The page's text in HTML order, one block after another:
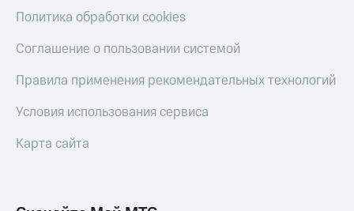
Политика обработки cookies
Соглашение о пользовании системой
Правила применения рекомендательных технологий
Условия использования сервиса
Карта сайта